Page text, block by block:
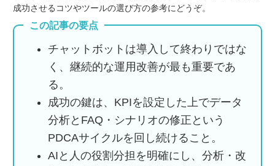
成功させるコツやツールの選び方の参考にどうぞ。
この記事の要点
チャットボットは導入して終わりではな
く、継続的な運用改善が最も重要であ
る。
成功の鍵は、KPIを設定した上でデータ
分析とFAQ・シナリオの修正という
PDCAサイクルを回し続けること。
AIと人の役割分担を明確にし、分析・改